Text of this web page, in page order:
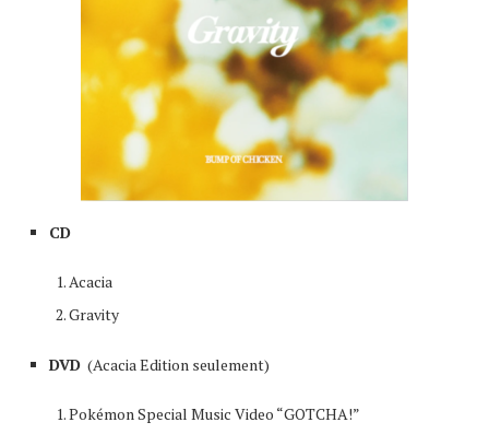
CD
Acacia
Gravity
DVD (Acacia Edition seulement)
Pokémon Special Music Video “GOTCHA!”